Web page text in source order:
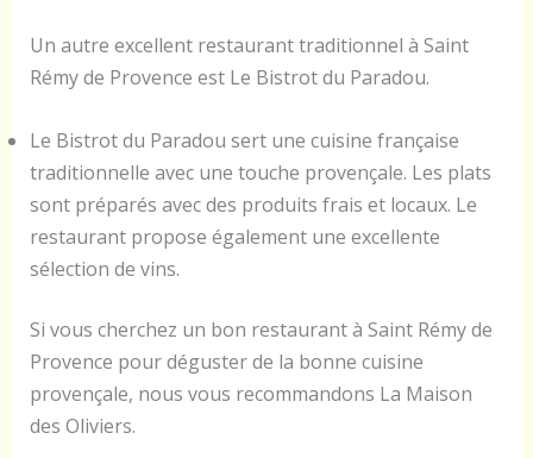
Un autre excellent restaurant traditionnel à Saint
Rémy de Provence est Le Bistrot du Paradou.
Le Bistrot du Paradou sert une cuisine française
traditionnelle avec une touche provençale. Les plats
sont préparés avec des produits frais et locaux. Le
restaurant propose également une excellente
sélection de vins.
Si vous cherchez un bon restaurant à Saint Rémy de
Provence pour déguster de la bonne cuisine
provençale, nous vous recommandons La Maison
des Oliviers.